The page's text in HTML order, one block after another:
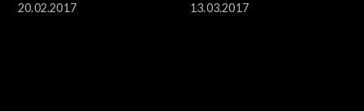
20.02.2017
13.03.2017